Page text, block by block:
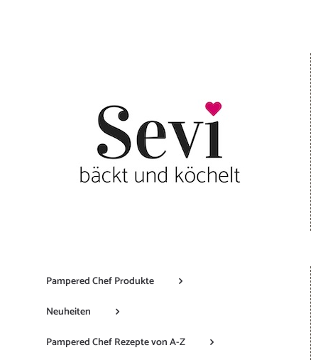
Pampered Chef Produkte
Neuheiten
Pampered Chef Rezepte von A-Z